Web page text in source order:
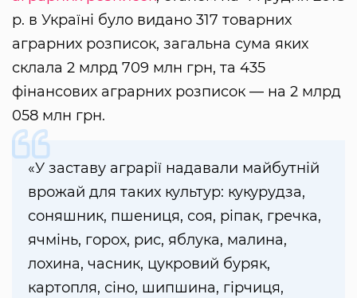
р. в Україні було видано 317 товарних
аграрних розписок, загальна сума яких
склала 2 млрд 709 млн грн, та 435
фінансових аграрних розписок — на 2 млрд
058 млн грн.
«У заставу аграрії надавали майбутній
врожай для таких культур: кукурудза,
соняшник, пшениця, соя, ріпак, гречка,
ячмінь, горох, рис, яблука, малина,
лохина, часник, цукровий буряк,
картопля, сіно, шипшина, гірчиця,